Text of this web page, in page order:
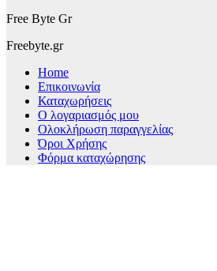
Free Byte Gr
Freebyte.gr
Home
Επικοινωνία
Καταχωρήσεις
Ο λογαριασμός μου
Ολοκλήρωση παραγγελίας
Όροι Χρήσης
Φόρμα καταχώρησης